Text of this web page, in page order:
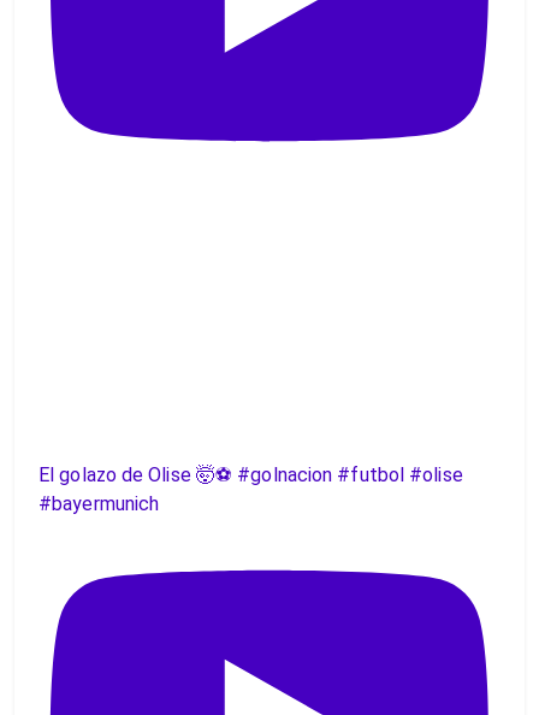
El golazo de Olise 🤯⚽️ #golnacion #futbol #olise
#bayermunich